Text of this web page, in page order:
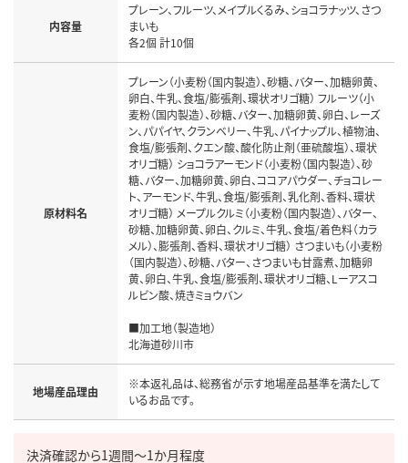
内容量
プレーン、フルーツ、メイプルくるみ、ショコラナッツ、さつ
まいも
各2個 計10個
原材料名
プレーン（小麦粉（国内製造）、砂糖、バター、加糖卵黄、
卵白、牛乳、食塩/膨張剤、環状オリゴ糖） フルーツ（小
麦粉（国内製造）、砂糖、バター、加糖卵黄、卵白、レーズ
ン、パパイヤ、クランベリー、牛乳、パイナップル、植物油、
食塩/膨張剤、クエン酸、酸化防止剤（亜硫酸塩）、環状
オリゴ糖） ショコラアーモンド（小麦粉（国内製造）、砂
糖、バター、加糖卵黄、卵白、ココアパウダー、チョコレー
ト、アーモンド、牛乳、食塩/膨張剤、乳化剤、香料、環状
オリゴ糖） メープルクルミ（小麦粉（国内製造）、バター、
砂糖、加糖卵黄、卵白、クルミ、牛乳、食塩/着色料（カラ
メル）、膨張剤、香料、環状オリゴ糖） さつまいも（小麦粉
（国内製造）、砂糖、バター、さつまいも甘露煮、加糖卵
黄、卵白、牛乳、食塩/膨張剤、環状オリゴ糖、Lーアスコ
ルビン酸、焼きミョウバン
■加工地（製造地）
北海道砂川市
地場産品理由
※本返礼品は、総務省が示す地場産品基準を満たして
いるお品です。
決済確認から1週間～1か月程度